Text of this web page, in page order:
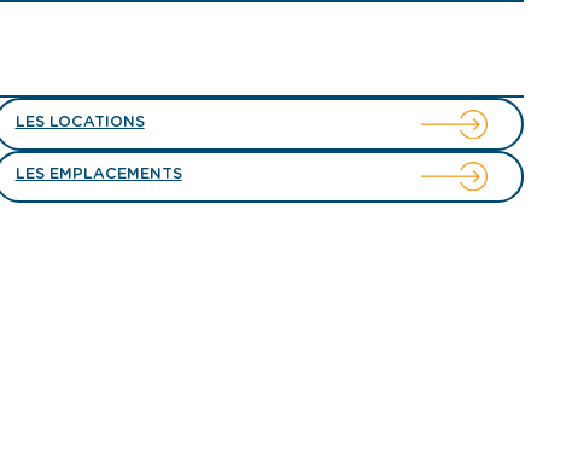
LES LOCATIONS
LES EMPLACEMENTS